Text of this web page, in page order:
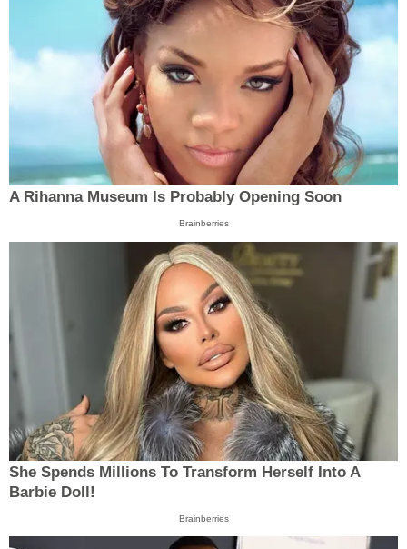
A Rihanna Museum Is Probably Opening Soon
Brainberries
She Spends Millions To Transform Herself Into A
Barbie Doll!
Brainberries